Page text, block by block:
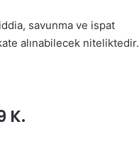
savunma ve ispat
alınabilecek niteliktedir.
K.